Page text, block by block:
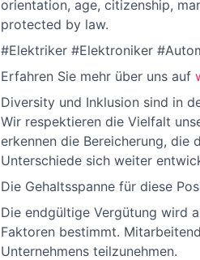
orientation, age, citizenship,
protected by law.
#Elektriker #Elektroniker
Erfahren Sie mehr über uns auf
Diversity und Inklusion sind in
Wir respektieren die Vielfalt
erkennen die Bereicherung,
Unterschiede sich weiter
Die Gehaltsspanne für diese
Die endgültige Vergütung wird
Faktoren bestimmt.
Unternehmens teilzunehmen.